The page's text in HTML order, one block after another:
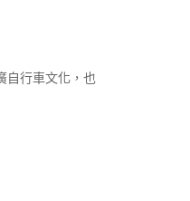
自行車文化，也